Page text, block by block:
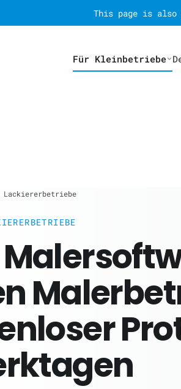
This page is
Für Kleinbetriebe
Lackiererbetriebe